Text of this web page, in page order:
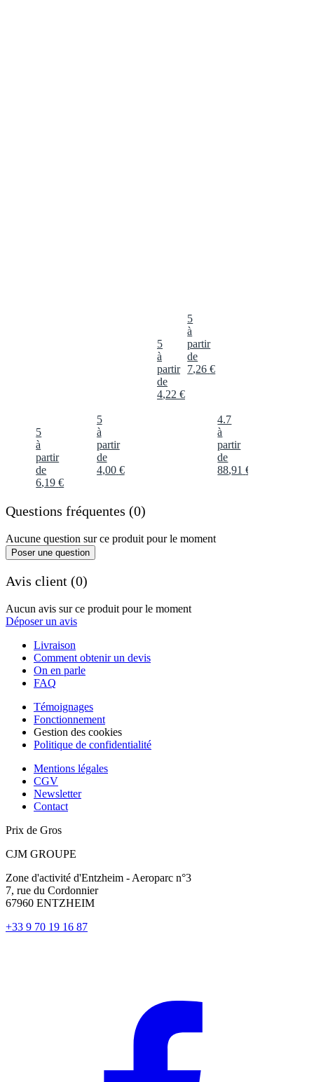
5
à
partir
de
6,19 €
5
à
partir
de
4,00 €
5
à
partir
de
4,22 €
5
à
partir
de
7,26 €
4.7
à
partir
de
88,91 €
Questions fréquentes (0)
Aucune question sur ce produit pour le moment
Poser une question
Avis client (0)
Aucun avis sur ce produit pour le moment
Déposer un avis
Livraison
Comment obtenir un devis
On en parle
FAQ
Témoignages
Fonctionnement
Gestion des cookies
Politique de confidentialité
Mentions légales
CGV
Newsletter
Contact
Prix de Gros
CJM GROUPE
Zone d'activité d'Entzheim - Aeroparc n°3
7, rue du Cordonnier
67960 ENTZHEIM
+33 9 70 19 16 87